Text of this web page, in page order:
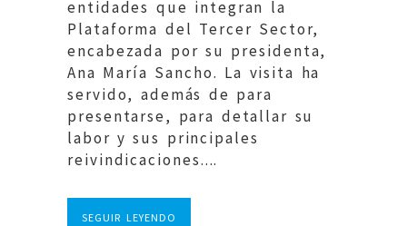
entidades que integran la
Plataforma del Tercer Sector,
encabezada por su presidenta,
Ana María Sancho. La visita ha
servido, además de para
presentarse, para detallar su
labor y sus principales
reivindicaciones....
SEGUIR LEYENDO